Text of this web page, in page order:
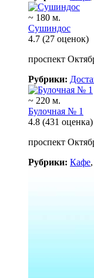
~ 180 м.
Сушиндос
4.7 (27 оценок)
проспект
Рубрики:
~ 220 м.
Булочная № 1
4.8 (431 оценка)
проспект
Рубрики: Кафе,